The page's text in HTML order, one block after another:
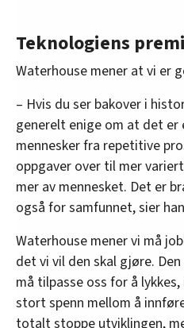
Teknologiens
Waterhouse mener at vi er
– Hvis du ser bakover i
generelt enige om at det
mennesker fra repetitive
oppgaver over til mer
mer av mennesket. Det er
også for samfunnet, sier
Waterhouse mener vi må
det vi vil den skal gjøre.
må tilpasse oss for å
stort spenn mellom å
totalt stoppe utviklingen,